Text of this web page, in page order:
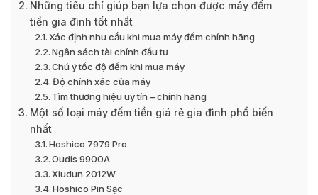
Những tiêu chí giúp bạn lựa chọn được máy đếm
tiền gia đình tốt nhất
Xác định nhu cầu khi mua máy đếm chính hãng
Ngân sách tài chính đầu tư
Chú ý tốc độ đếm khi mua máy
Độ chính xác của máy
Tìm thương hiệu uy tín – chính hãng
Một số loại máy đếm tiền giá rẻ gia đình phổ biến
nhất
Hoshico 7979 Pro
Oudis 9900A
Xiudun 2012W
Hoshico Pin Sạc